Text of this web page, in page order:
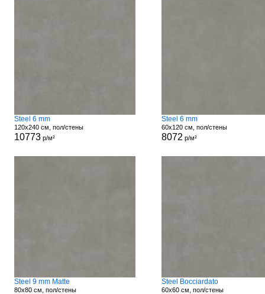
Steel 6 mm
120x240 см, пол/стены
10773р/м²
Steel 6 mm
60x120 см, пол/стены
8072 р/м²
Steel 9 mm Matte
80x80 см, пол/стены
Steel Bocciardato
60x60 см, пол/стены